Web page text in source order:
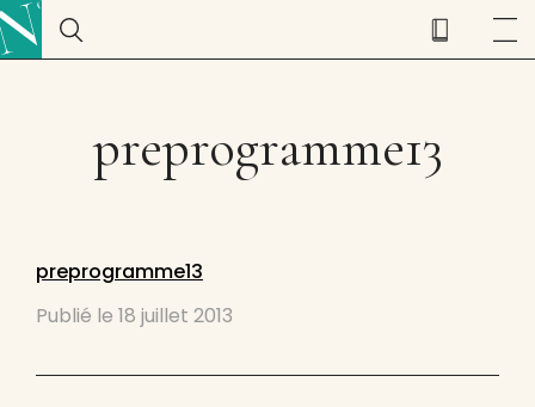
preprogramme13
preprogramme13
Publié le 18 juillet 2013